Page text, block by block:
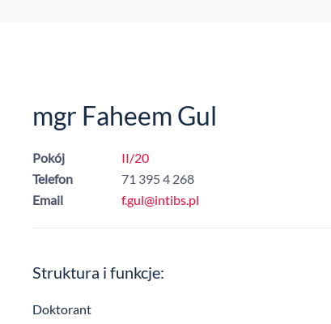
mgr Faheem Gul
Pokój
II/20
Telefon
71 395 4 268
Email
f.gul@intibs.pl
Struktura i funkcje:
Doktorant